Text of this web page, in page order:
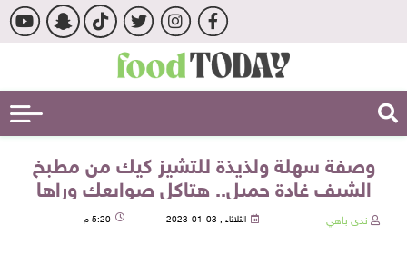
وصفة سهلة ولذيذة للتشيز كيك من مطبخ
الشيف غادة جميل.. هتاكل صوابعك وراها
ندى باهي الثلاثاء , 03-01-2023 5:20 م